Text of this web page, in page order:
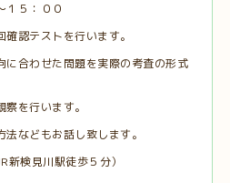
１５：００
認テストを行います。
に合わせた問題を実際の考査の形式
を行います。
などもお話し致します。
新検見川駅徒歩５分）